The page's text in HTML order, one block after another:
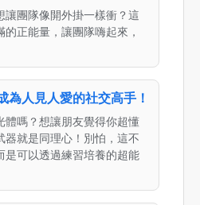
讓團隊像開外掛一樣衝？這
正能量，讓團隊嗨起來，
為人見人愛的社交高手！
體嗎？想讓朋友覺得你超懂
器就是同理心！別怕，這不
是可以透過練習培養的超能